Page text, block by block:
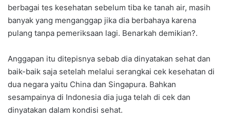
berbagai tes kesehatan sebelum tiba ke tanah air, masih
banyak yang menganggap jika dia berbahaya karena
pulang tanpa pemeriksaan lagi. Benarkah demikian?.
Anggapan itu ditepisnya sebab dia dinyatakan sehat dan
baik-baik saja setelah melalui serangkai cek kesehatan di
dua negara yaitu China dan Singapura. Bahkan
sesampainya di Indonesia dia juga telah di cek dan
dinyatakan dalam kondisi sehat.